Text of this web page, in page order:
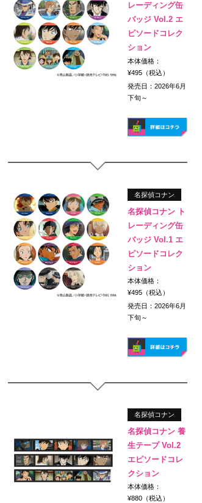
レーディング缶
バッジ Vol.2 エ
ピソードコレク
ション
本体価格：
¥495（税込）
発売日：2026年6月
下旬～
名探偵コナン
名探偵コナン ト
レーディング缶
バッジ Vol.1 エ
ピソードコレク
ション
本体価格：
¥495（税込）
発売日：2026年6月
下旬～
名探偵コナン
名探偵コナン 養
生テープ Vol.2
エピソードコレ
クション
本体価格：
¥880（税込）